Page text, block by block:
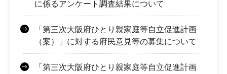
に係るアンケート調査結果について
「第三次大阪府ひとり親家庭等自立促進計画
（案）」に対する府民意見等の募集について
「第三次大阪府ひとり親家庭等自立促進計画